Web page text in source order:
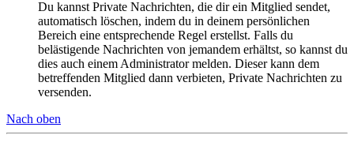
Du kannst Private Nachrichten, die dir ein Mitglied sendet,
automatisch löschen, indem du in deinem persönlichen
Bereich eine entsprechende Regel erstellst. Falls du
belästigende Nachrichten von jemandem erhältst, so kannst du
dies auch einem Administrator melden. Dieser kann dem
betreffenden Mitglied dann verbieten, Private Nachrichten zu
versenden.
Nach oben